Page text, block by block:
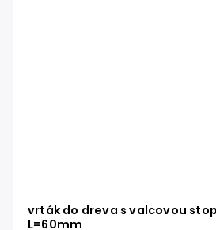
vrták do dreva s valcovou
L=60mm